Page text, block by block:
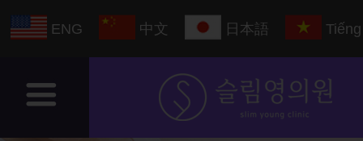
ENG 中文 日本語